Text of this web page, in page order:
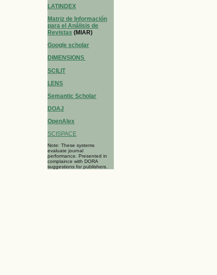
LATINDEX
Matriz de Información
para el Análisis de
Revistas (MIAR)
Google scholar
DIMENSIONS
SCILIT
LENS
Semantic Scholar
DOAJ
OpenAlex
SCISPACE
Note: These systems
evaluate journal
performance. Presented in
complaince with DORA
suggestions for publishers.